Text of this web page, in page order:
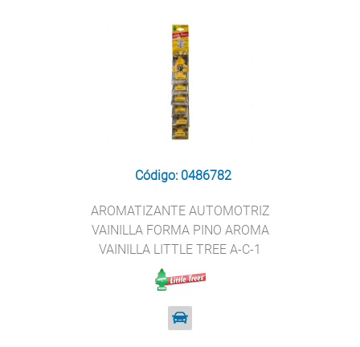
Código: 0486782
AROMATIZANTE AUTOMOTRIZ
VAINILLA FORMA PINO AROMA
VAINILLA LITTLE TREE A-C-1